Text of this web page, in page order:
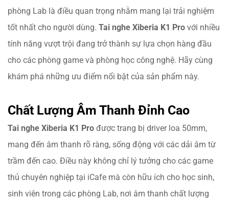
phòng Lab là điều quan trọng nhằm mang lại trải nghiệm
tốt nhất cho người dùng. Tai nghe Xiberia K1 Pro với nhiều
tính năng vượt trội đang trở thành sự lựa chọn hàng đầu
cho các phòng game và phòng học công nghệ. Hãy cùng
khám phá những ưu điểm nổi bật của sản phẩm này.
Chất Lượng Âm Thanh Đỉnh Cao
Tai nghe Xiberia K1 Pro được trang bị driver loa 50mm,
mang đến âm thanh rõ ràng, sống động với các dải âm từ
trầm đến cao. Điều này không chỉ lý tưởng cho các game
thủ chuyên nghiệp tại iCafe mà còn hữu ích cho học sinh,
sinh viên trong các phòng Lab, nơi âm thanh chất lượng